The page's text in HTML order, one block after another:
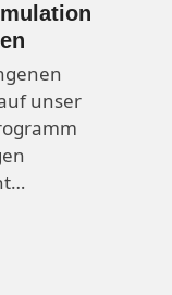
unser